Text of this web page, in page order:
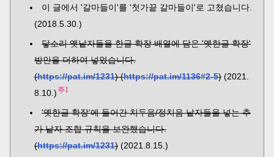
이 글에서 '갈마들이'를 '첫가끝 갈마들이'로 고쳤습니다.
(2018.5.30.)
닿소리 옛낱자들을 한글 확장 배열에 담은 '옛한글 확장'
방안을 더하여 넣었습니다.
(https://pat.im/1231) (https://pat.im/1136#2-5) (2021.
8.10.) 주1
'옛한글 확장'에 들어간 치두음/정치음 낱자들을 넣는 추
가 낱자 조합 규칙을 보완했습니다.
(https://pat.im/1231) (2021.8.15.)